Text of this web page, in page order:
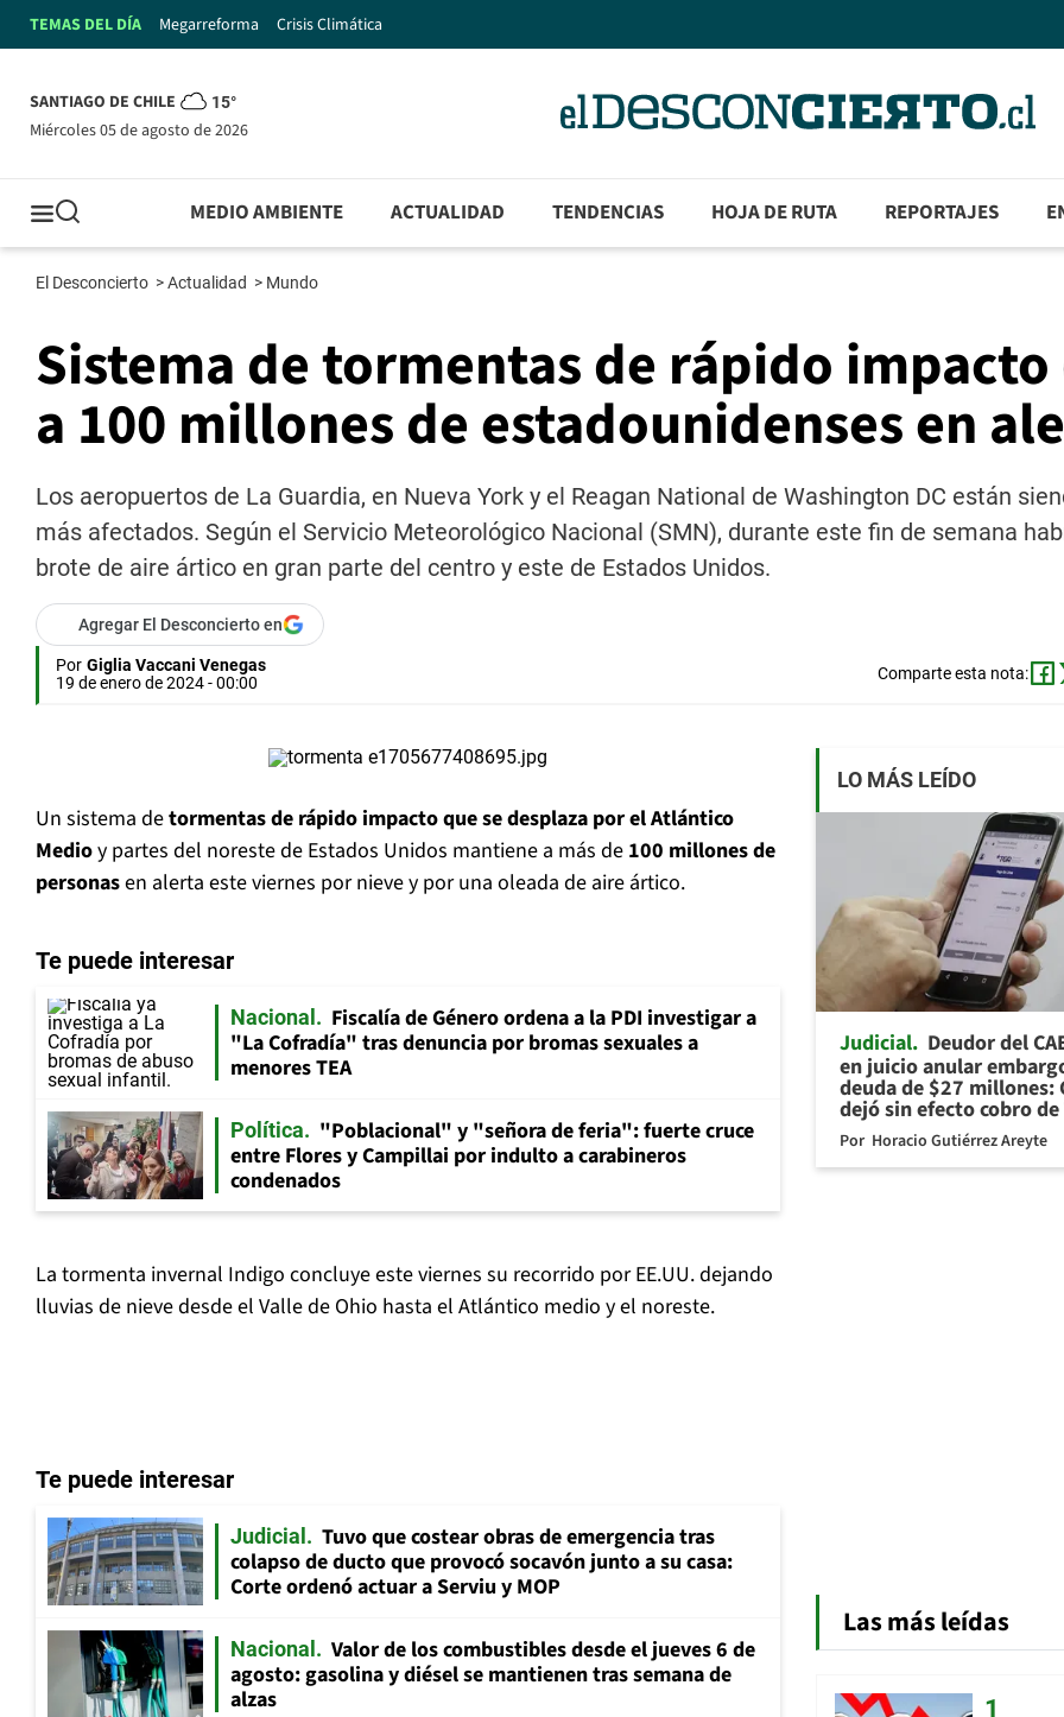
TEMAS DEL DÍA Megarreforma Crisis Climática
SANTIAGO DE CHILE 15°
miércoles 05 de agosto de 2026
MEDIO AMBIENTE ACTUALIDAD TENDENCIAS HOJA DE RUTA REPORTAJES
El Desconcierto >Actualidad > Mundo
Sistema de tormentas de rápido impacto
a 100 millones de estadounidenses en
Los aeropuertos de La Guardia, en Nueva York y el Reagan National de Washington DC están
más afectados. Según el Servicio Meteorológico Nacional (SMN), durante este fin de semana
brote de aire ártico en gran parte del centro y este de Estados Unidos.
Agregar El Desconcierto en
Por Giglia Vaccani Venegas
19 de enero de 2024 - 00:00
Comparte esta nota:
Un sistema detormentas de rápido impacto que se desplaza por el Atlántico
Medioy partes del noreste de Estados Unidos mantiene a más de 100 millones de
personasen alerta este viernes por nieve y por una oleada de aire ártico.
Te puede interesar
Nacional
Fiscalía de Género ordena a la PDI investigar a
"La Cofradía" tras denuncia por bromas sexuales a
menores TEA
Política
"Poblacional" y "señora de feria": fuerte cruce
entre Flores y Campillai por indulto a carabineros
condenados
La tormenta invernal Indigo concluye este viernes su recorrido por EE.UU. dejando
lluvias de nieve desde el Valle de Ohio hasta el Atlántico medio y el noreste.
Te puede interesar
Judicial
Tuvo que costear obras de emergencia tras
colapso de ducto que provocó socavón junto a su casa:
Corte ordenó actuar a Serviu y MOP
Nacional
Valor de los combustibles desde el jueves 6 de
agosto: gasolina y diésel se mantienen tras semana de
alzas
LO MÁS LEÍDO
Judicial Deudor del
en juicio anular
deuda de $27 millones:
dejó sin efecto cobro de
Por Horacio Gutiérrez Areyte
Las más leídas